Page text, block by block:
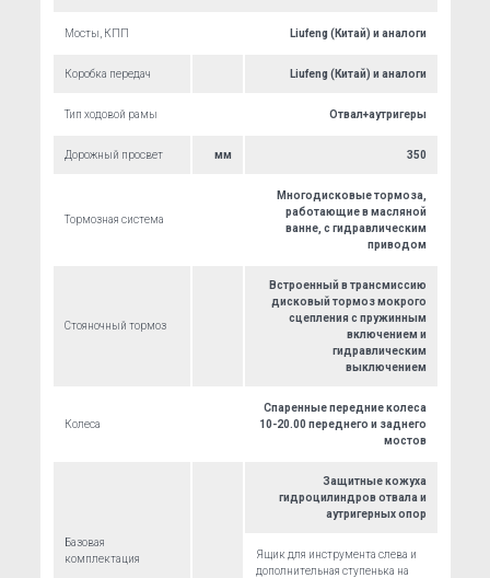
Мосты, КПП Liufeng (Китай) и аналоги
Коробка передач Liufeng (Китай) и аналоги
Тип ходовой рамы Отвал+аутригеры
Дорожный просвет мм 350
Тормозная система
Многодисковые тормоза,
работающие в масляной
ванне, с гидравлическим
приводом
Стояночный тормоз
Встроенный в трансмиссию
дисковый тормоз мокрого
сцепления с пружинным
включением и
гидравлическим
выключением
Колеса
Спаренные передние колеса
10-20.00 переднего и заднего
мостов
Базовая
комплектация
Защитные кожуха
гидроцилиндров отвала и
аутригерных опор
Ящик для инструмента слева и
дополнительная ступенька на